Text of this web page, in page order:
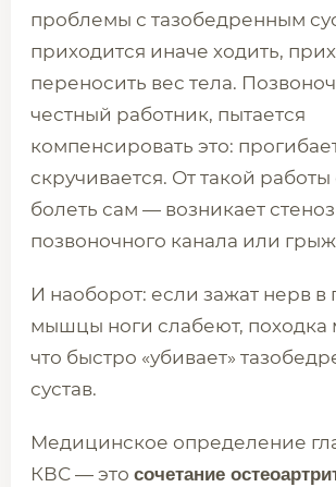
проблемы с тазобедренным
приходится иначе ходить,
переносить вес тела.
честный работник, пытается
компенсировать это:
скручивается. От такой
болеть сам — возникает стеноз
позвоночного канала или
И наоборот: если зажат нерв в
мышцы ноги слабеют, походка
что быстро «убивает»
сустав.
Медицинское определение
КВС — это сочетание